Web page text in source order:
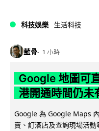
科技娛樂 生活科技
藍骨 1 小時
Google 地圖可
港開通時間仍未
Google 為 Google Maps
賣、訂酒店及查詢現場活